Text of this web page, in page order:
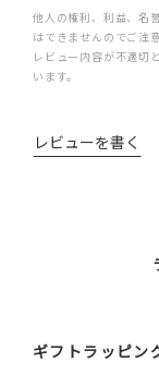
他人の権利、利益、名
はできませんのでご注
レビュー内容が不適切
います。
レビューを書く
ギフトラッピン